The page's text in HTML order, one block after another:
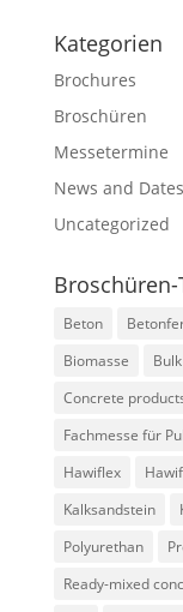
Kategorien
Brochures
Broschüren
Messetermine
News and Dates
Uncategorized
Beton
Biomasse
Concrete
Fachmesse für
Hawiflex
Kalksandstein
Polyurethan
Ready-mixed